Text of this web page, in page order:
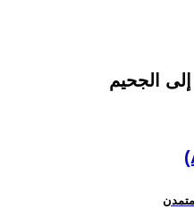
الجحيم